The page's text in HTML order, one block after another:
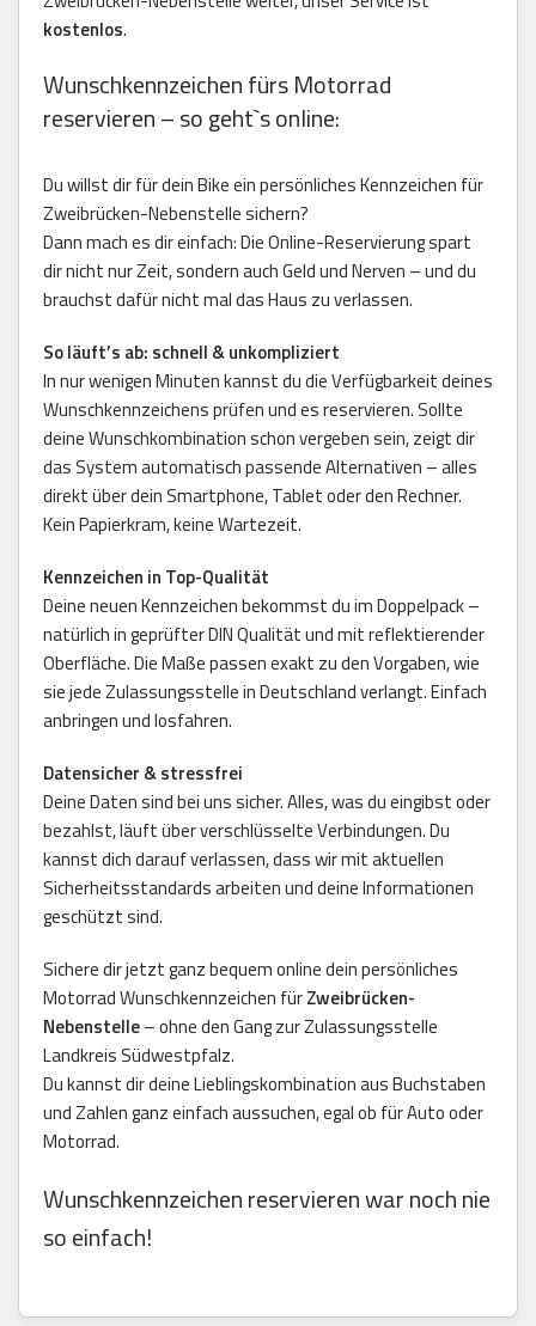
kostenlos.
Wunschkennzeichen fürs Motorrad
reservieren – so geht`s online:
Du willst dir für dein Bike ein persönliches Kennzeichen für
Zweibrücken-Nebenstelle sichern?
Dann mach es dir einfach: Die Online-Reservierung spart
dir nicht nur Zeit, sondern auch Geld und Nerven – und du
brauchst dafür nicht mal das Haus zu verlassen.
So läuft’s ab: schnell & unkompliziert
In nur wenigen Minuten kannst du die Verfügbarkeit deines
Wunschkennzeichens prüfen und es reservieren. Sollte
deine Wunschkombination schon vergeben sein, zeigt dir
das System automatisch passende Alternativen – alles
direkt über dein Smartphone, Tablet oder den Rechner.
Kein Papierkram, keine Wartezeit.
Kennzeichen in Top-Qualität
Deine neuen Kennzeichen bekommst du im Doppelpack –
natürlich in geprüfter DIN Qualität und mit reflektierender
Oberfläche. Die Maße passen exakt zu den Vorgaben, wie
sie jede Zulassungsstelle in Deutschland verlangt. Einfach
anbringen und losfahren.
Datensicher & stressfrei
Deine Daten sind bei uns sicher. Alles, was du eingibst oder
bezahlst, läuft über verschlüsselte Verbindungen. Du
kannst dich darauf verlassen, dass wir mit aktuellen
Sicherheitsstandards arbeiten und deine Informationen
geschützt sind.
Sichere dir jetzt ganz bequem online dein persönliches
Motorrad Wunschkennzeichen fürZweibrücken-
Nebenstelle– ohne den Gang zur Zulassungsstelle
Landkreis Südwestpfalz.
Du kannst dir deine Lieblingskombination aus Buchstaben
und Zahlen ganz einfach aussuchen, egal ob für Auto oder
Motorrad.
Wunschkennzeichen reservieren war noch nie
so einfach!